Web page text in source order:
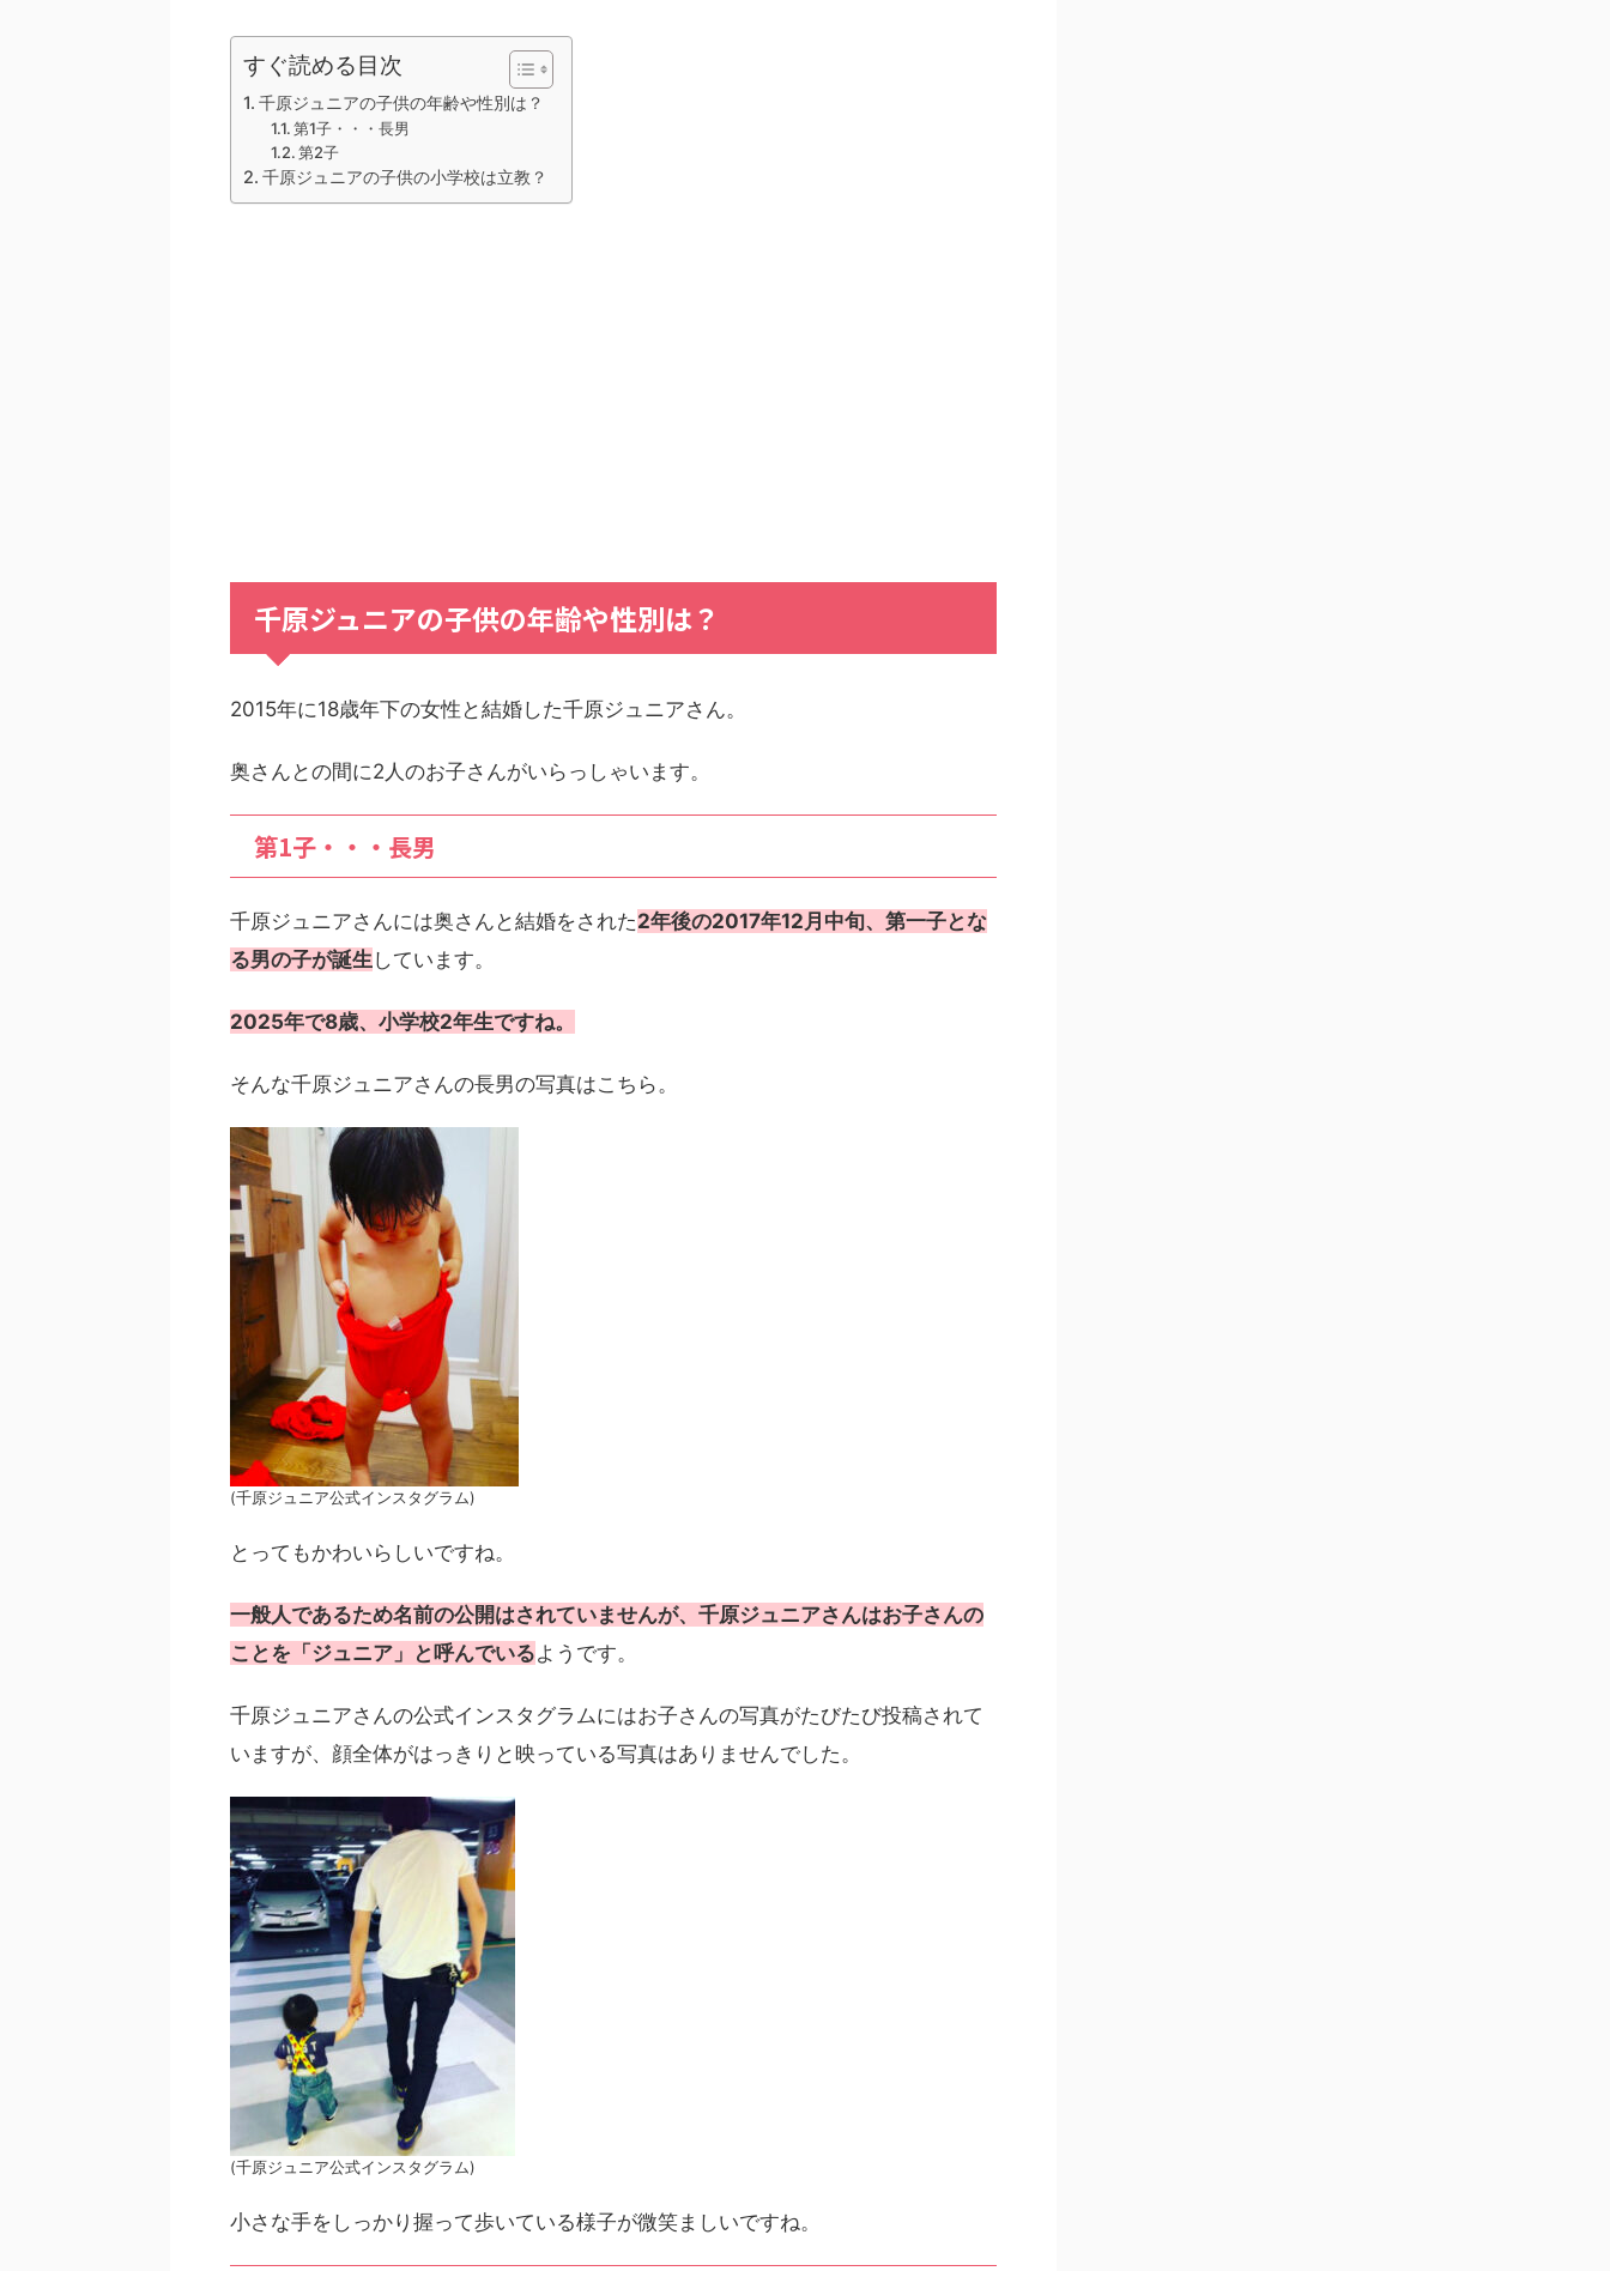
すぐ読める目次
千原ジュニアの子供の年齢や性別は？
第1子・・・長男
第2子
千原ジュニアの子供の小学校は立教？
千原ジュニアの子供の年齢や性別は？
2015年に18歳年下の女性と結婚した千原ジュニアさん。
奥さんとの間に2人のお子さんがいらっしゃいます。
第1子・・・長男
千原ジュニアさんには奥さんと結婚をされた2年後の2017年12月中旬、第一子とな
る男の子が誕生しています。
2025年で8歳、小学校2年生ですね。
そんな千原ジュニアさんの長男の写真はこちら。
(千原ジュニア公式インスタグラム)
とってもかわいらしいですね。
一般人であるため名前の公開はされていませんが、千原ジュニアさんはお子さんの
ことを「ジュニア」と呼んでいるようです。
千原ジュニアさんの公式インスタグラムにはお子さんの写真がたびたび投稿されて
いますが、顔全体がはっきりと映っている写真はありませんでした。
(千原ジュニア公式インスタグラム)
小さな手をしっかり握って歩いている様子が微笑ましいですね。